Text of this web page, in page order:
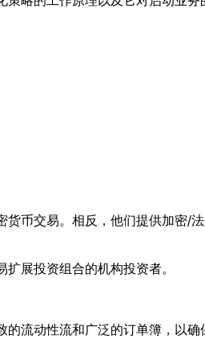
币交易。相反，他们提供加密/法
展投资组合的机构投资者。
的流动性流和广泛的订单簿，以